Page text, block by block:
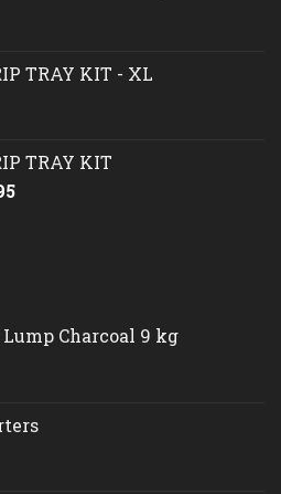
TRAY KIT - XL
TRAY KIT
Prijsklasse:
Lump Charcoal 9 kg